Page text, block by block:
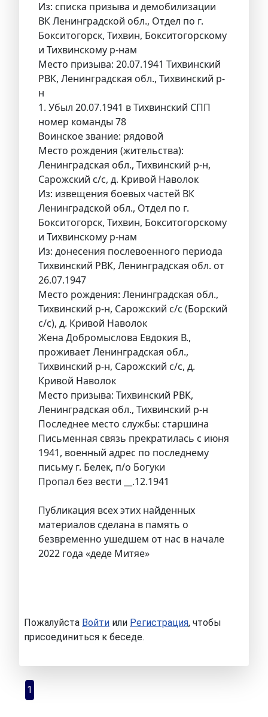
Из: списка призыва и демобилизации
ВК Ленинградской обл., Отдел по г.
Бокситогорск, Тихвин, Бокситогорскому
и Тихвинскому р-нам
Место призыва: 20.07.1941 Тихвинский
РВК, Ленинградская обл., Тихвинский р-
н
1. Убыл 20.07.1941 в Тихвинский СПП
номер команды 78
Воинское звание: рядовой
Место рождения (жительства):
Ленинградская обл., Тихвинский р-н,
Сарожский с/с, д. Кривой Наволок
Из: извещения боевых частей ВК
Ленинградской обл., Отдел по г.
Бокситогорск, Тихвин, Бокситогорскому
и Тихвинскому р-нам
Из: донесения послевоенного периода
Тихвинский РВК, Ленинградская обл. от
26.07.1947
Место рождения: Ленинградская обл.,
Тихвинский р-н, Сарожский с/с (Борский
с/с), д. Кривой Наволок
Жена Добромыслова Евдокия В.,
проживает Ленинградская обл.,
Тихвинский р-н, Сарожский с/с, д.
Кривой Наволок
Место призыва: Тихвинский РВК,
Ленинградская обл., Тихвинский р-н
Последнее место службы: старшина
Письменная связь прекратилась с июня
1941, военный адрес по последнему
письму г. Белек, п/о Богуки
Пропал без вести __.12.1941
Публикация всех этих найденных
материалов сделана в память о
безвременно ушедшем от нас в начале
2022 года «деде Митяе»
Пожалуйста Войти или Регистрация, чтобы
присоединиться к беседе.
1